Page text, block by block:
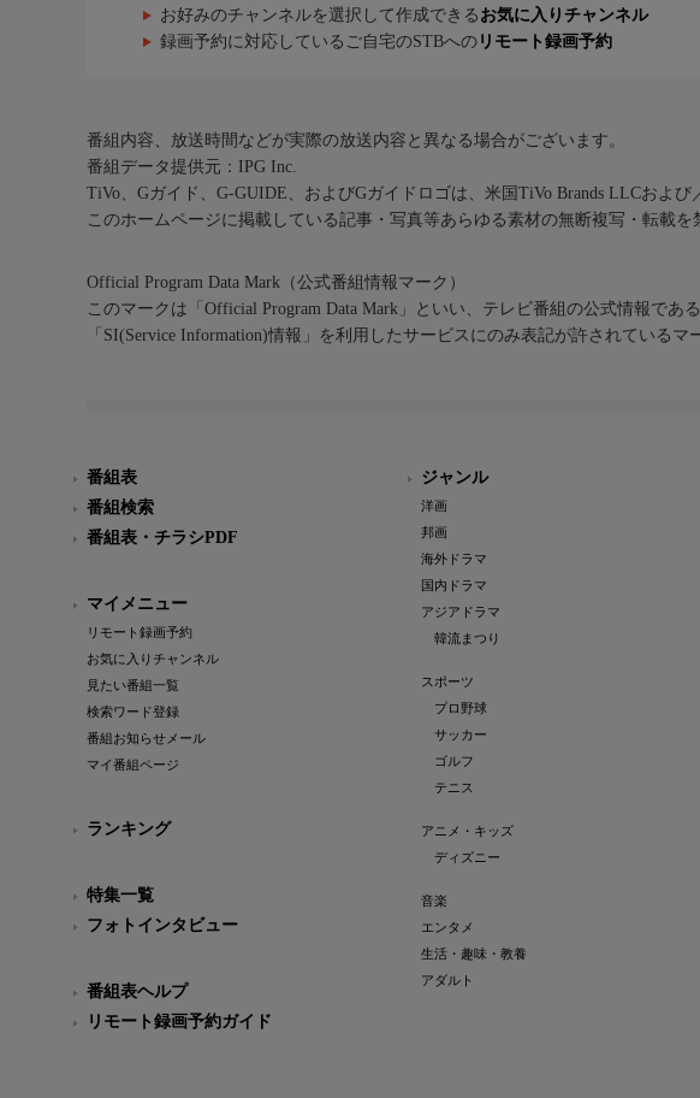
お好みのチャンネルを選択して作成できる お気に入りチャンネル
録画予約に対応しているご自宅のSTBへの リモート録画予約
番組内容、放送時間などが実際の放送内容と異なる場合がございます。
番組データ提供元：IPG Inc.
TiVo、Gガイド、G-GUIDE、およびGガイドロゴは、米国TiVo Brands LLCおよ
このホームページに掲載している記事・写真等あらゆる素材の無断複写・転載を
Official Program Data Mark（公式番組情報マーク）
このマークは「Official Program Data Mark」といい、テレビ番組の公式情報である
「SI(Service Information)情報」を利用したサービスにのみ表記が許されているマ
番組表
番組検索
番組表・チラシPDF
マイメニュー
リモート録画予約
お気に入りチャンネル
見たい番組一覧
検索ワード登録
番組お知らせメール
マイ番組ページ
ランキング
特集一覧
フォトインタビュー
番組表ヘルプ
リモート録画予約ガイド
ジャンル
洋画
邦画
海外ドラマ
国内ドラマ
アジアドラマ
韓流まつり
スポーツ
プロ野球
サッカー
ゴルフ
テニス
アニメ・キッズ
ディズニー
音楽
エンタメ
生活・趣味・教養
アダルト